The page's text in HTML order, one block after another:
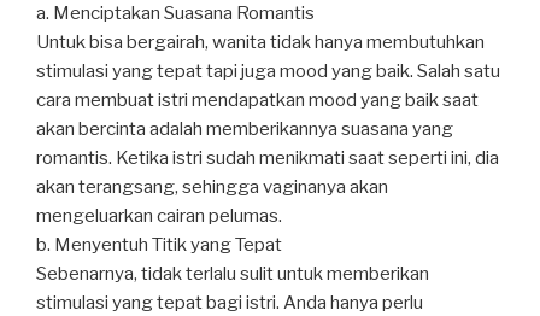
a. Menciptakan Suasana Romantis
Untuk bisa bergairah, wanita tidak hanya membutuhkan
stimulasi yang tepat tapi juga mood yang baik. Salah satu
cara membuat istri mendapatkan mood yang baik saat
akan bercinta adalah memberikannya suasana yang
romantis. Ketika istri sudah menikmati saat seperti ini, dia
akan terangsang, sehingga vaginanya akan
mengeluarkan cairan pelumas.
b. Menyentuh Titik yang Tepat
Sebenarnya, tidak terlalu sulit untuk memberikan
stimulasi yang tepat bagi istri. Anda hanya perlu